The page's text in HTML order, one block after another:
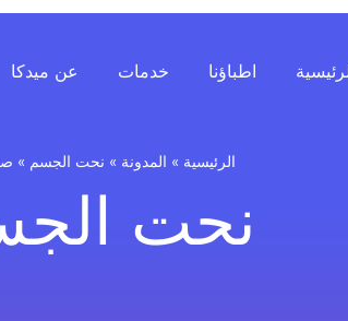
اطباؤنا خدمات عن ميدكا
الرئيسية » المدونة » نحت الجسم »
نحت